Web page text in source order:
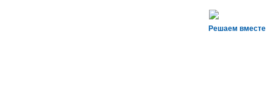
Решаем вместе